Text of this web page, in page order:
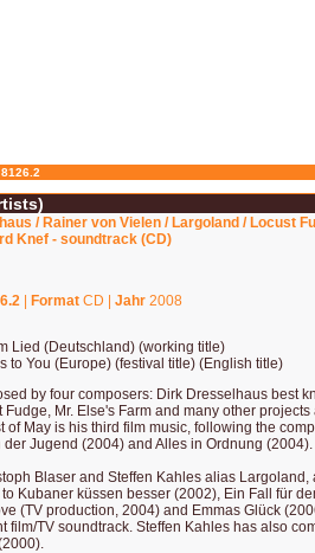
/ Rainer von Vielen / Largoland / Locust
Knef - soundtrack (CD)
Format CD | Jahr 2008
Lied (Deutschland) (working title)
to You (Europe) (festival title) (English title)
by four composers: Dirk Dresselhaus best
Fudge, Mr. Else's Farm and many other
of May is his third film music, following the
Jugend (2004) and Alles in Ordnung (2004).
Blaser and Steffen Kahles alias Largoland,
Kubaner küssen besser (2002), Ein Fall für
(TV production, 2004) and Emmas Glück
film/TV soundtrack. Steffen Kahles has also